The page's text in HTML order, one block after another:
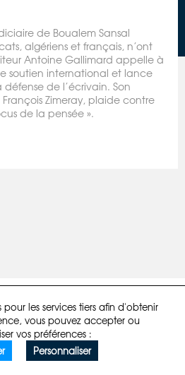
les services tiers afin d'obtenir
vous pouvez accepter ou
vos préférences :
Personnaliser
de Boualem Sansal
algériens et français, n’ont
Antoine Gallimard appelle à
soutien international et lance
de l’écrivain. Son
Zimeray, plaide contre
de la pensée ».